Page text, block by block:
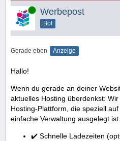
Online Werbepost
Bot
Gerade eben Anzeige
Hallo!
Wenn du gerade an deiner
aktuelles Hosting überdenkst:
Hosting-Plattform, die speziell
einfache Verwaltung ausgelegt ist.
✔️ Schnelle Ladezeiten